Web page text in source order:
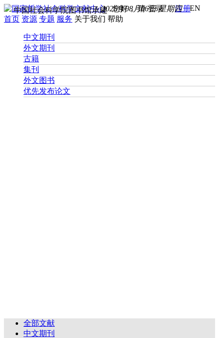
您好， 请登录 注册EN
2026年08月06日 星期四
中国社会科学院图书馆承建
首页 资源 专题 服务 关于我们 帮助
中文期刊
外文期刊
古籍
集刊
外文图书
优先发布论文
全部文献
中文期刊